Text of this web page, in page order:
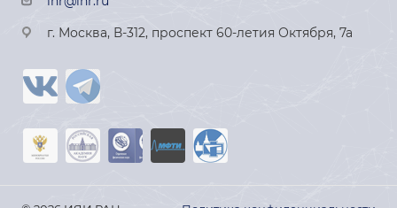
г. Москва, В-312, проспект 60-летия Октября, 7а